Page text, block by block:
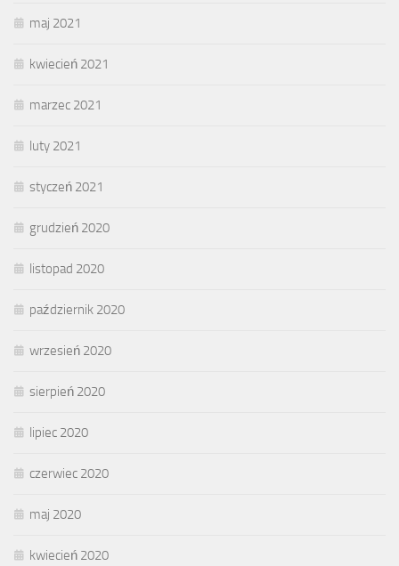
maj 2021
kwiecień 2021
marzec 2021
luty 2021
styczeń 2021
grudzień 2020
listopad 2020
październik 2020
wrzesień 2020
sierpień 2020
lipiec 2020
czerwiec 2020
maj 2020
kwiecień 2020